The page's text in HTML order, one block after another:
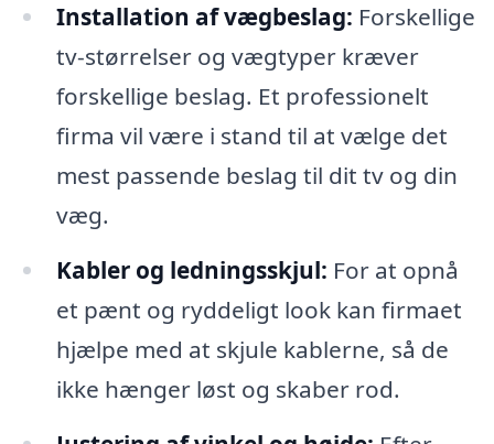
Installation af vægbeslag: Forskellige
tv-størrelser og vægtyper kræver
forskellige beslag. Et professionelt
firma vil være i stand til at vælge det
mest passende beslag til dit tv og din
væg.
Kabler og ledningsskjul: For at opnå
et pænt og ryddeligt look kan firmaet
hjælpe med at skjule kablerne, så de
ikke hænger løst og skaber rod.